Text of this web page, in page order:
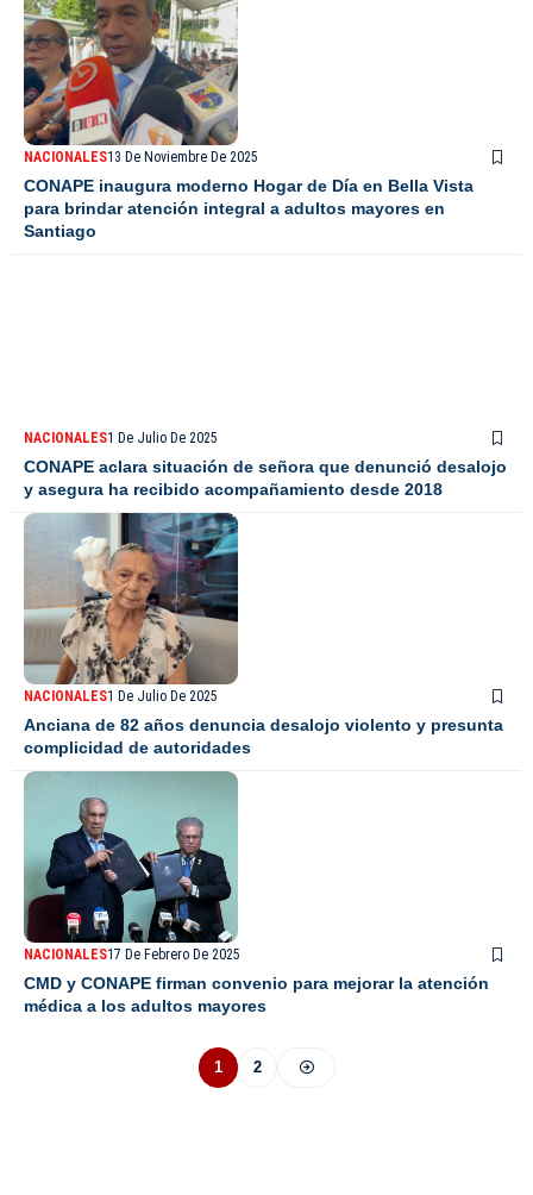
NACIONALES13 De Noviembre De 2025
CONAPE inaugura moderno Hogar de Día en Bella Vista
para brindar atención integral a adultos mayores en
Santiago
NACIONALES1 De Julio De 2025
CONAPE aclara situación de señora que denunció desalojo
y asegura ha recibido acompañamiento desde 2018
NACIONALES1 De Julio De 2025
Anciana de 82 años denuncia desalojo violento y presunta
complicidad de autoridades
NACIONALES17 De Febrero De 2025
CMD y CONAPE firman convenio para mejorar la atención
médica a los adultos mayores
1 2